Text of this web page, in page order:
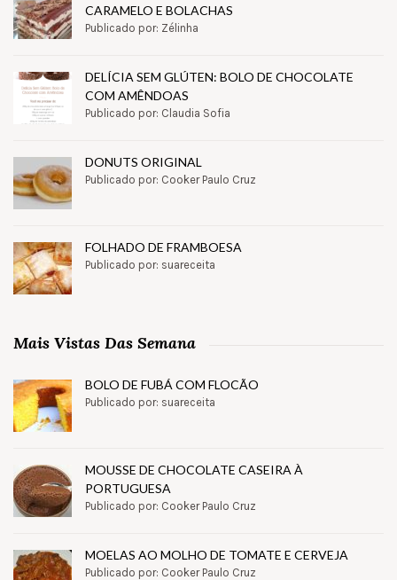
CARAMELO E BOLACHAS
Publicado por: Zélinha
DELÍCIA SEM GLÚTEN: BOLO DE CHOCOLATE
COM AMÊNDOAS
Publicado por: Claudia Sofia
DONUTS ORIGINAL
Publicado por: Cooker Paulo Cruz
FOLHADO DE FRAMBOESA
Publicado por: suareceita
Mais Vistas Das Semana
BOLO DE FUBÁ COM FLOCÃO
Publicado por: suareceita
MOUSSE DE CHOCOLATE CASEIRA À
PORTUGUESA
Publicado por: Cooker Paulo Cruz
MOELAS AO MOLHO DE TOMATE E CERVEJA
Publicado por: Cooker Paulo Cruz